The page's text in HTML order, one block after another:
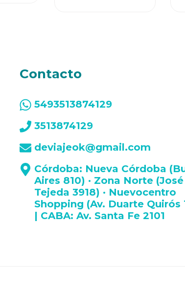
Contacto
5493513874129
3513874129
deviajeok@gmail.com
Córdoba: Nueva Córdoba
Aires 810) · Zona Norte
Tejeda 3918) · Nuevocentro
Shopping (Av. Duarte Quirós
| CABA: Av. Santa Fe 2101